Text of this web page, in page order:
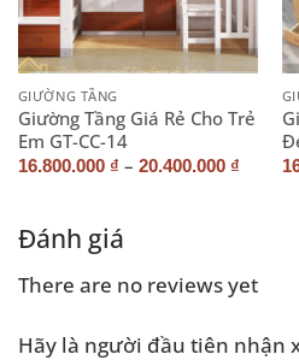
GIƯỜNG TẦNG
Giường Tầng Giá Rẻ Cho Trẻ
Em GT-CC-14
16.800.000 ₫ – 20.400.000 ₫
Đánh giá
There are no reviews yet
Hãy là người đầu tiên nhận